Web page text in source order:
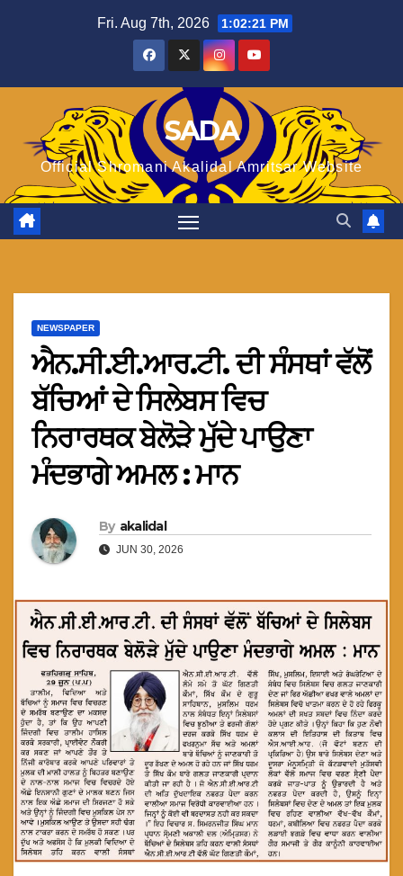
Fri. Aug 7th, 2026 1:02:22 PM
SADA
Official Shromani Akalidal Amritsar Website
NEWSPAPER
ਐਨ.ਸੀ.ਈ.ਆਰ.ਟੀ. ਦੀ ਸੰਸਥਾਂ ਵੱਲੋਂ
ਬੱਚਿਆਂ ਦੇ ਸਿਲੇਬਸ ਵਿਚ
ਨਿਰਾਰਥਕ ਬੇਲੋੜੇ ਮੁੱਦੇ ਪਾਉਣਾ
ਮੰਦਭਾਗੇ ਅਮਲ : ਮਾਨ
By akalidal
JUN 30, 2026